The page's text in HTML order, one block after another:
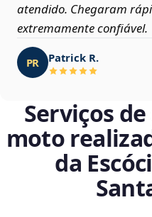
atendido. Chegaram
extremamente confiável.
PR Patrick R.
Serviços
moto
da